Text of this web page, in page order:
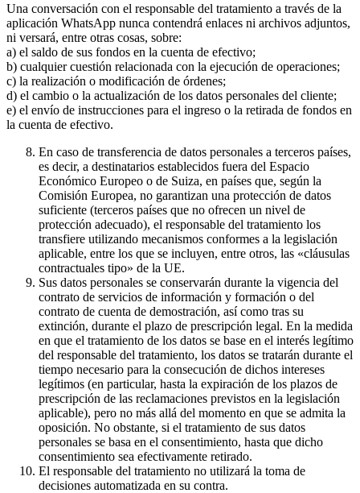
Una conversación con el responsable del tratamiento a través de la
aplicación WhatsApp nunca contendrá enlaces ni archivos adjuntos,
ni versará, entre otras cosas, sobre:
a) el saldo de sus fondos en la cuenta de efectivo;
b) cualquier cuestión relacionada con la ejecución de operaciones;
c) la realización o modificación de órdenes;
d) el cambio o la actualización de los datos personales del cliente;
e) el envío de instrucciones para el ingreso o la retirada de fondos en
la cuenta de efectivo.
En caso de transferencia de datos personales a terceros países,
es decir, a destinatarios establecidos fuera del Espacio
Económico Europeo o de Suiza, en países que, según la
Comisión Europea, no garantizan una protección de datos
suficiente (terceros países que no ofrecen un nivel de
protección adecuado), el responsable del tratamiento los
transfiere utilizando mecanismos conformes a la legislación
aplicable, entre los que se incluyen, entre otros, las «cláusulas
contractuales tipo» de la UE.
Sus datos personales se conservarán durante la vigencia del
contrato de servicios de información y formación o del
contrato de cuenta de demostración, así como tras su
extinción, durante el plazo de prescripción legal. En la medida
en que el tratamiento de los datos se base en el interés legítimo
del responsable del tratamiento, los datos se tratarán durante el
tiempo necesario para la consecución de dichos intereses
legítimos (en particular, hasta la expiración de los plazos de
prescripción de las reclamaciones previstos en la legislación
aplicable), pero no más allá del momento en que se admita la
oposición. No obstante, si el tratamiento de sus datos
personales se basa en el consentimiento, hasta que dicho
consentimiento sea efectivamente retirado.
El responsable del tratamiento no utilizará la toma de
decisiones automatizada en su contra.